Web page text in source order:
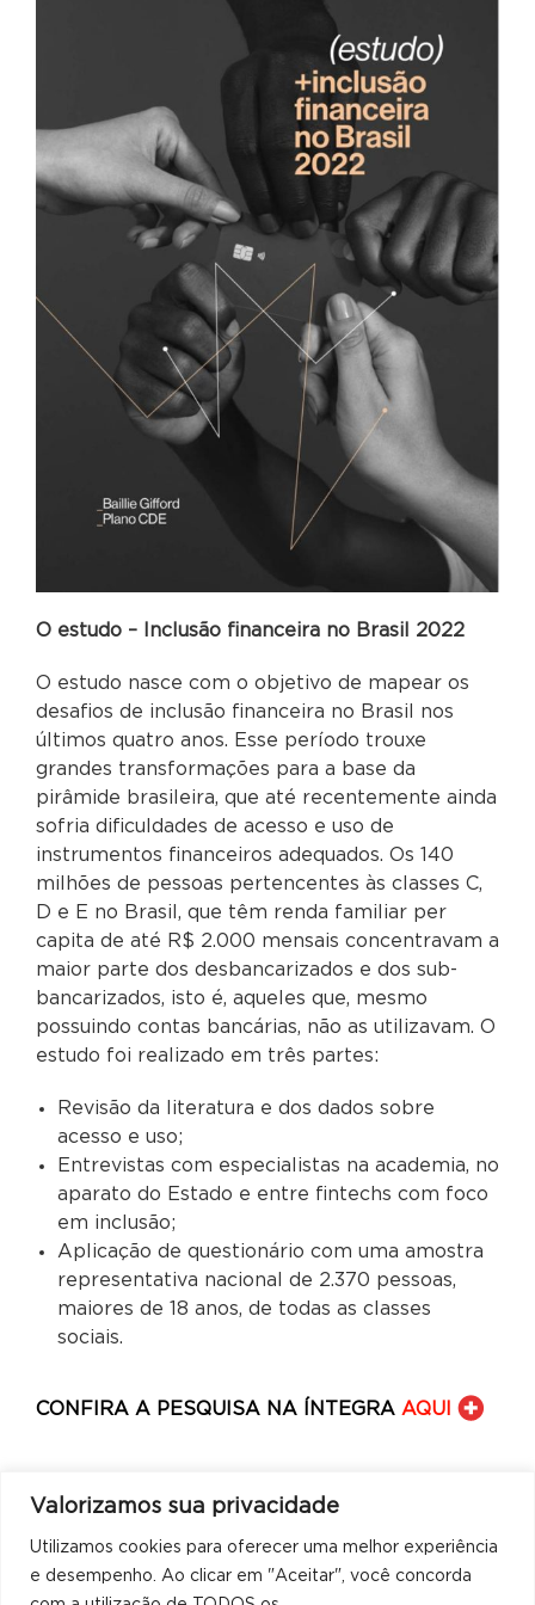
Valorizamos sua privacidade
Utilizamos cookies para oferecer uma melhor experiência
e desempenho. Ao clicar em "Aceitar", você concorda
O estudo – Inclusão financeira no Brasil 2022
O estudo nasce com o objetivo de mapear os
desafios de inclusão financeira no Brasil nos
últimos quatro anos. Esse período trouxe
grandes transformações para a base da
pirâmide brasileira, que até recentemente ainda
sofria dificuldades de acesso e uso de
instrumentos financeiros adequados. Os 140
milhões de pessoas pertencentes às classes C,
D e E no Brasil, que têm renda familiar per
capita de até R$ 2.000 mensais concentravam a
maior parte dos desbancarizados e dos sub-
bancarizados, isto é, aqueles que, mesmo
possuindo contas bancárias, não as utilizavam. O
estudo foi realizado em três partes:
Revisão da literatura e dos dados sobre
acesso e uso;
Entrevistas com especialistas na academia, no
aparato do Estado e entre fintechs com foco
em inclusão;
Aplicação de questionário com uma amostra
representativa nacional de 2.370 pessoas,
maiores de 18 anos, de todas as classes
sociais.
CONFIRA A PESQUISA NA ÍNTEGRA AQUI